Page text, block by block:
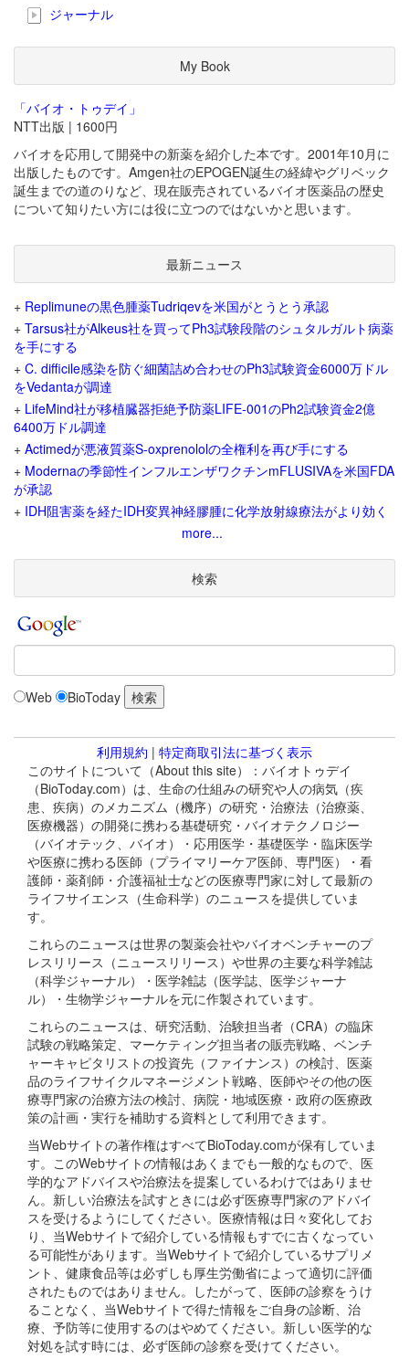
ジャーナル
My Book
「バイオ・トゥデイ」
NTT出版 | 1600円
バイオを応用して開発中の新薬を紹介した本です。2001年10月に
出版したものです。Amgen社のEPOGEN誕生の経緯やグリベック
誕生までの道のりなど、現在販売されているバイオ医薬品の歴史
について知りたい方には役に立つのではないかと思います。
最新ニュース
+ Replimuneの黒色腫薬Tudriqevを米国がとうとう承認
+ Tarsus社がAlkeus社を買ってPh3試験段階のシュタルガルト病薬
を手にする
+ C. difficile感染を防ぐ細菌詰め合わせのPh3試験資金6000万ドル
をVedantaが調達
+ LifeMind社が移植臓器拒絶予防薬LIFE-001のPh2試験資金2億
6400万ドル調達
+ Actimedが悪液質薬S-oxprenololの全権利を再び手にする
+ Modernaの季節性インフルエンザワクチンmFLUSIVAを米国FDA
が承認
+ IDH阻害薬を経たIDH変異神経膠腫に化学放射線療法がより効く
more...
検索
Web BioToday
利用規約 | 特定商取引法に基づく表示
このサイトについて（About this site）：バイオトゥデイ
（BioToday.com）は、生命の仕組みの研究や人の病気（疾
患、疾病）のメカニズム（機序）の研究・治療法（治療薬、
医療機器）の開発に携わる基礎研究・バイオテクノロジー
（バイオテック、バイオ）・応用医学・基礎医学・臨床医学
や医療に携わる医師（プライマリーケア医師、専門医）・看
護師・薬剤師・介護福祉士などの医療専門家に対して最新の
ライフサイエンス（生命科学）のニュースを提供していま
す。
これらのニュースは世界の製薬会社やバイオベンチャーのプ
レスリリース（ニュースリリース）や世界の主要な科学雑誌
（科学ジャーナル）・医学雑誌（医学誌、医学ジャーナ
ル）・生物学ジャーナルを元に作製されています。
これらのニュースは、研究活動、治験担当者（CRA）の臨床
試験の戦略策定、マーケティング担当者の販売戦略、ベンチ
ャーキャピタリストの投資先（ファイナンス）の検討、医薬
品のライフサイクルマネージメント戦略、医師やその他の医
療専門家の治療方法の検討、病院・地域医療・政府の医療政
策の計画・実行を補助する資料として利用できます。
当Webサイトの著作権はすべてBioToday.comが保有していま
す。このWebサイトの情報はあくまでも一般的なもので、医
学的なアドバイスや治療法を提案しているわけではありませ
ん。新しい治療法を試すときには必ず医療専門家のアドバイ
スを受けるようにしてください。医療情報は日々変化してお
り、当Webサイトで紹介している情報もすでに古くなってい
る可能性があります。当Webサイトで紹介しているサプリメ
ント、健康食品等は必ずしも厚生労働省によって適切に評価
されたものではありません。したがって、医師の診察をうけ
ることなく、当Webサイトで得た情報をご自身の診断、治
療、予防等に使用するのはやめてください。新しい医学的な
対処を試す時には、必ず医師の診察を受けてください。